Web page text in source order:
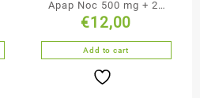
Apap Noc 500 mg + 25
mg tabletki powlekane
50 sztuk
€12,00
Add to cart